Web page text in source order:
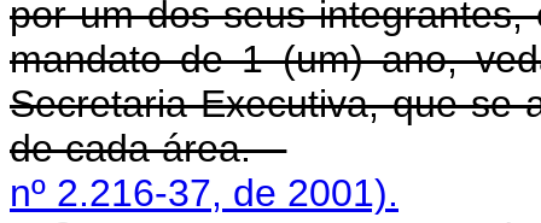
por um dos seus
mandato de 1 (um) ano,
Secretaria-Executiva, que se
de cada área.
nº 2.216-37, de 2001).